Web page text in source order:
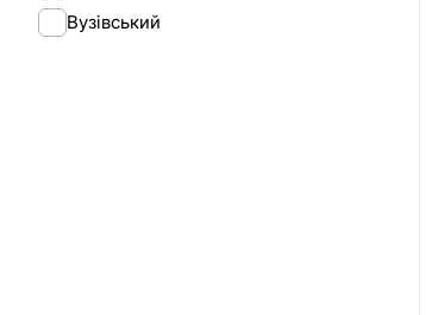
Вузівський